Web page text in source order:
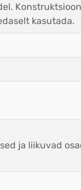
kasutada.
ja liikuvad